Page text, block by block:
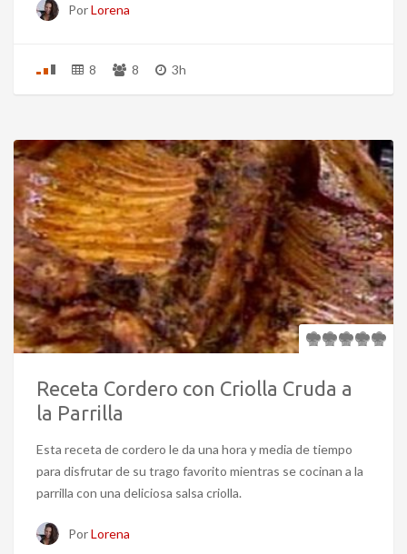
PorLorena
8 8 3h
Receta Cordero con Criolla Cruda a
la Parrilla
Esta receta de cordero le da una hora y media de tiempo
para disfrutar de su trago favorito mientras se cocinan a la
parrilla con una deliciosa salsa criolla.
PorLorena